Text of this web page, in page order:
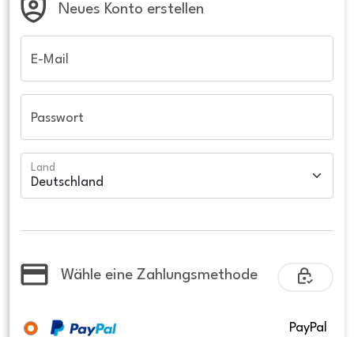
Neues Konto erstellen
E-Mail
Passwort
Land
Wähle eine Zahlungsmethode
PayPal